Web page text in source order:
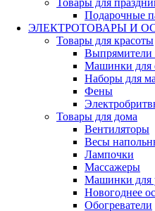
Товары для
Подарочные
ЭЛЕКТРОТОВАРЫ И
Товары для красоты
Выпрямители
Машинки для
Наборы для
Фены
Товары для дома
Вентиляторы
Весы
Лампочки
Массажеры
Машинки для
Новогоднее
Обогреватели